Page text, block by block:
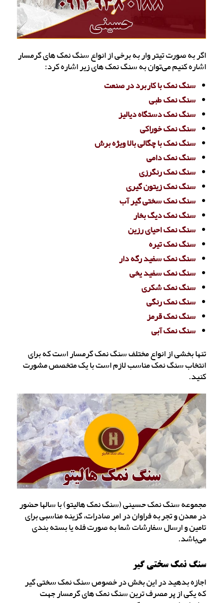
اگر به صورت تیتر وار به برخی از انواع سنگ نمک های گرمسار
اشاره کنیم می‌توان به سنگ نمک های زیر اشاره کرد:
سنگ نمک با کاربرد در صنعت
سنگ نمک طبی
سنگ نمک دستگاه دیالیز
سنگ نمک خوراکی
سنگ نمک با چگالی بالا ویژه برش
سنگ نمک دامی
سنگ نمک رنگرزی
سنگ نمک زیتون گیری
سنگ نمک سختی گیر آب
سنگ نمک دیگ بخار
سنگ نمک احیای رزین
سنگ نمک تیره
سنگ نمک سفید رگه دار
سنگ نمک سفید یخی
سنگ نمک شکری
سنگ نمک رنگی
سنگ نمک قرمز
سنگ نمک آبی
تنها بخشی از انواع مختلف سنگ نمک گرمسار است که برای
انتخاب سنگ نمک مناسب لازم است با یک متخصص مشورت
کنید.
مجموعه سنگ نمک حسینی (سنگ نمک هالیتو) با سالها حضور
در معدن و تجربه فراوان در امر صادرات، گزینه مناسبی برای
تامین و ارسال سفارشات شما به صورت فله یا بسته بندی
می‌باشد.
سنگ نمک سختی گیر
اجازه بدهید در این بخش در خصوص سنگ نمک سختی گیر
که یکی از پر مصرف ترین سنگ نمک های گرمسار جهت